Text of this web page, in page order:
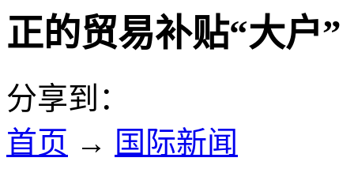
正的贸易补贴“大户”
分享到：
首页 → 国际新闻